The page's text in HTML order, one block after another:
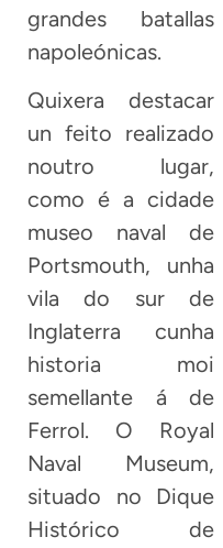
grandes batallas
napoleónicas.
Quixera destacar
un feito realizado
noutro lugar,
como é a cidade
museo naval de
Portsmouth, unha
vila do sur de
Inglaterra cunha
historia moi
semellante á de
Ferrol. O Royal
Naval Museum,
situado no Dique
Histórico de